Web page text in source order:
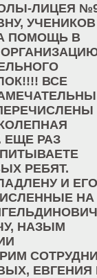
ЛИЦЕЯ
ПОМОЩЬ В
ВСЕ
РАЗ
РЕБЯТ.
И ЕГО
НА
НАЗЫМ
ЕВГЕНИЯ